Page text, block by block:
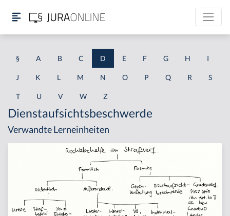
§ A B C D E F G H I
J K L M N O P Q R S
T U V W Z
Dienstaufsichtsbeschwerde
Verwandte Lerneinheiten